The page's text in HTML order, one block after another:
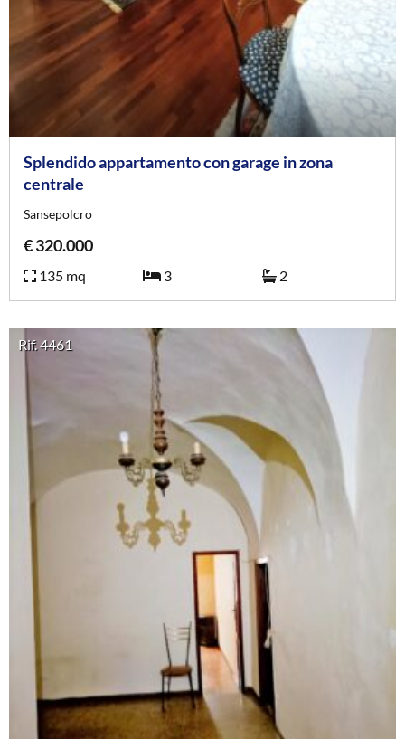
Splendido appartamento con garage in zona
centrale
Sansepolcro
€ 320.000
135 mq 3 2
Rif. 4461